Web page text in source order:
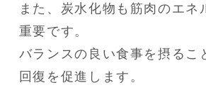
また、炭水化物も筋肉のエネ
重要です。
バランスの良い食事を摂るこ
回復を促進します。